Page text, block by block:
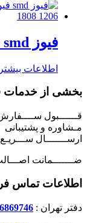
فیوز smd فیوز فست 3 آمپر
اطلاعات بیشتر
بخشی از خدمات
قــــــبول
مـشاوره و پشتیبانی
ارســـــــال ســـریـع
ضـــــــمانت
اطلاعات تماس
دفتر تهران : 021